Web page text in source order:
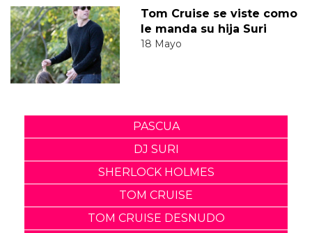
Tom Cruise se viste como
le manda su hija Suri
18 Mayo
PASCUA
DJ SURI
SHERLOCK HOLMES
TOM CRUISE
TOM CRUISE DESNUDO